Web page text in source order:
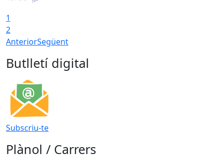
1
2
AnteriorSegüent
Butlletí digital
Subscriu-te
Plànol / Carrers